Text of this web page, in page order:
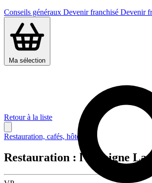
Conseils généraux Devenir franchisé Devenir
Ma sélection
Retour à la liste
Restauration, cafés, hôtellerie
Restauration : l’enseigne